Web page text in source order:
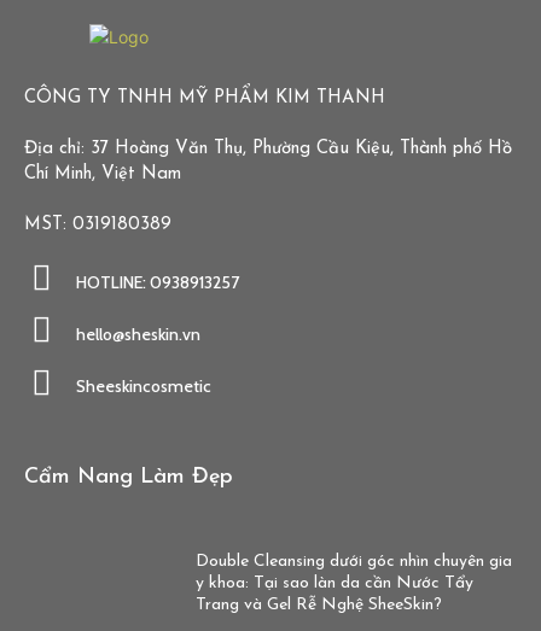
CÔNG TY TNHH MỸ PHẨM KIM THANH
Địa chỉ: 37 Hoàng Văn Thụ, Phường Cầu Kiệu, Thành phố Hồ
Chí Minh, Việt Nam
MST: 0319180389
HOTLINE: 0938913257
hello@sheskin.vn
Sheeskincosmetic
Cẩm Nang Làm Đẹp
Double Cleansing dưới góc nhìn chuyên gia
y khoa: Tại sao làn da cần Nước Tẩy
Trang và Gel Rễ Nghệ SheeSkin?